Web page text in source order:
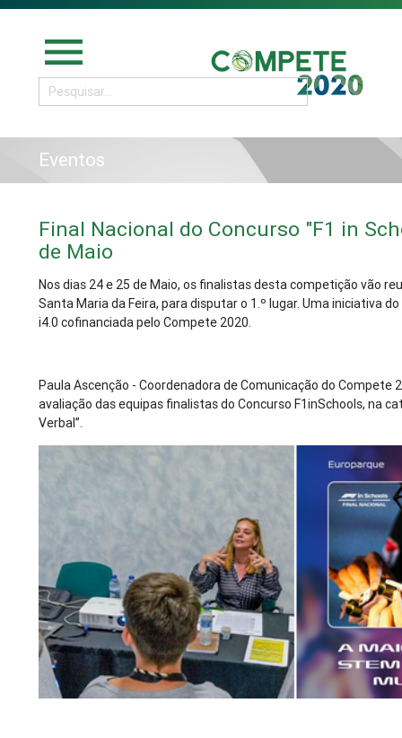
menu
Eventos
Final Nacional do Concurso "F1 in
de Maio
Nos dias 24 e 25 de Maio, os finalistas desta competição vão
Santa Maria da Feira, para disputar o 1.º lugar. Uma iniciativa
i4.0 cofinanciada pelo Compete 2020.
Paula Ascenção - Coordenadora de Comunicação do Compete
avaliação das equipas finalistas do Concurso F1inSchools, na
Verbal”.